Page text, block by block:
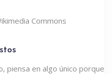
Commons
piensa en algo único porque